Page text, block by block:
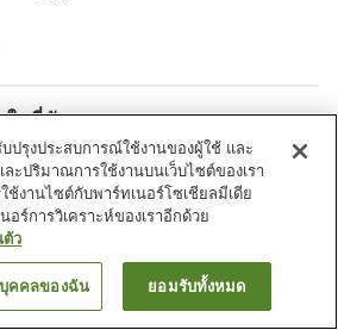
ในที่พัก
สปา/บิวตี้ซาลอน
ตู้จำหน่ายอัตโนมัติ
มะ
ค้นหาห้องพัก
ปรุงประสบการณ์ใช้งานของผู้ใช้ และ
ะปริมาณการใช้งานบนเว็บไซต์ของเรา
ช้งานไซต์กับพาร์ทเนอร์โซเชียลมีเดีย
ร์การวิเคราะห์ของเราอีกด้วย
ตัว
คคลของฉัน ยอมรับทั้งหมด